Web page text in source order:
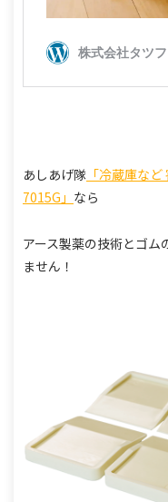
あしあげ隊 「冷蔵庫な
7015G」 なら
アース製薬の技術とゴ
ません！